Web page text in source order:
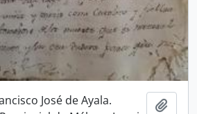
José de Ayala.